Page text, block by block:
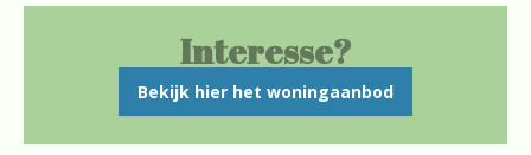
Interesse?
Bekijk hier het woningaanbod